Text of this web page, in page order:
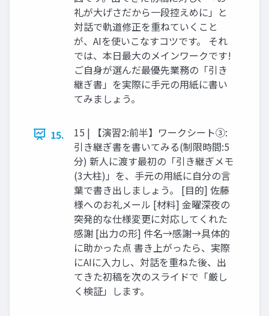
礼が大げさだから一段控えめに」と
対話で軌道修正を重ねていくこと
が、AIを使いこなすコツです。 それ
では、本日最大のメインワークです!
ご自身が選んだ最優先業務の「引き
継ぎ書」を実際に手元の用紙に書い
てみましょう。
15.
15 | 【演習2:前半】ワークシート③:
引き継ぎ書を書いてみる(制限時間:5
分) 新人に渡す最初の「引き継ぎメモ
(3大柱)」を、手元の用紙に自分の言
葉で書き出しましょう。 [目的] 佐藤
様へのお礼メール [材料] 金曜深夜の
突発的な仕様変更に対応してくれた
感謝 [出力の形] 件名→感謝→具体的
に助かった点 書き上がったら、実際
にAIに入力し、対話を重ねた後、出
てきた初稿を次のスライドで「厳し
く検証」します。